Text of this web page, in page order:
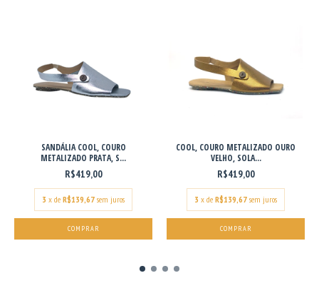
SANDÁLIA COOL, COURO
METALIZADO PRATA, S...
R$419,00
3 x de R$139,67 sem juros
COMPRAR
COOL, COURO METALIZADO OURO
VELHO, SOLA...
R$419,00
3 x de R$139,67 sem juros
COMPRAR